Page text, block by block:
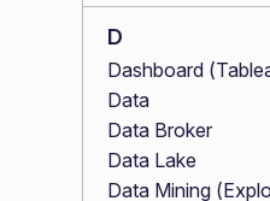
D
Dashboard
Data
Data Broker
Data Lake
Data Mining